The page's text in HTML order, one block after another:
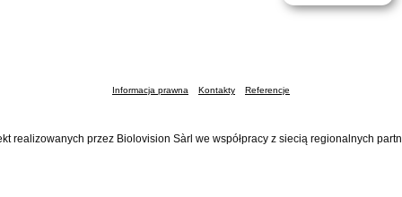
Informacja prawna Kontakty Referencje
realizowanych przez Biolovision Sàrl we współpracy z siecią regionalnych